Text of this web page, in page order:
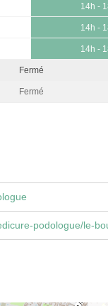
14h -
14h -
14h -
Fermé
Fermé
podologue/le-